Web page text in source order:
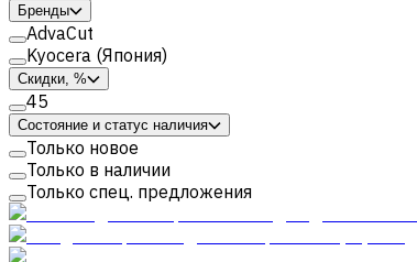
Бренды
AdvaCut
Kyocera (Япония)
Скидки, %
45
Состояние и статус наличия
Только новое
Только в наличии
Только спец. предложения